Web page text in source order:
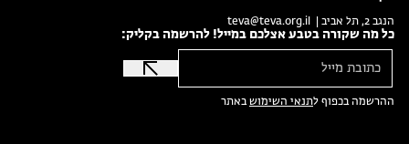
הנגב 2, תל אביב | teva@teva.org.il
כל מה שקורה בטבע אצלכם במייל! להרשמה בקליק:
ההרשמה בכפוף לתנאי השימושבאתר